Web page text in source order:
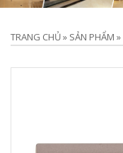
TRANG CHỦ» SẢN PHẨM »